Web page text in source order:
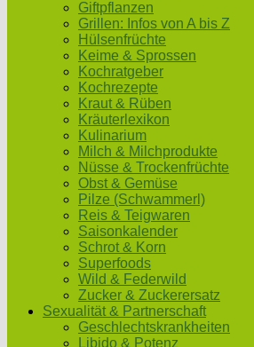
Giftpflanzen
Grillen: Infos von A bis Z
Hülsenfrüchte
Keime & Sprossen
Kochratgeber
Kochrezepte
Kraut & Rüben
Kräuterlexikon
Kulinarium
Milch & Milchprodukte
Nüsse & Trockenfrüchte
Obst & Gemüse
Pilze (Schwammerl)
Reis & Teigwaren
Saisonkalender
Schrot & Korn
Superfoods
Wild & Federwild
Zucker & Zuckerersatz
Sexualität & Partnerschaft
Geschlechtskrankheiten
Libido & Potenz